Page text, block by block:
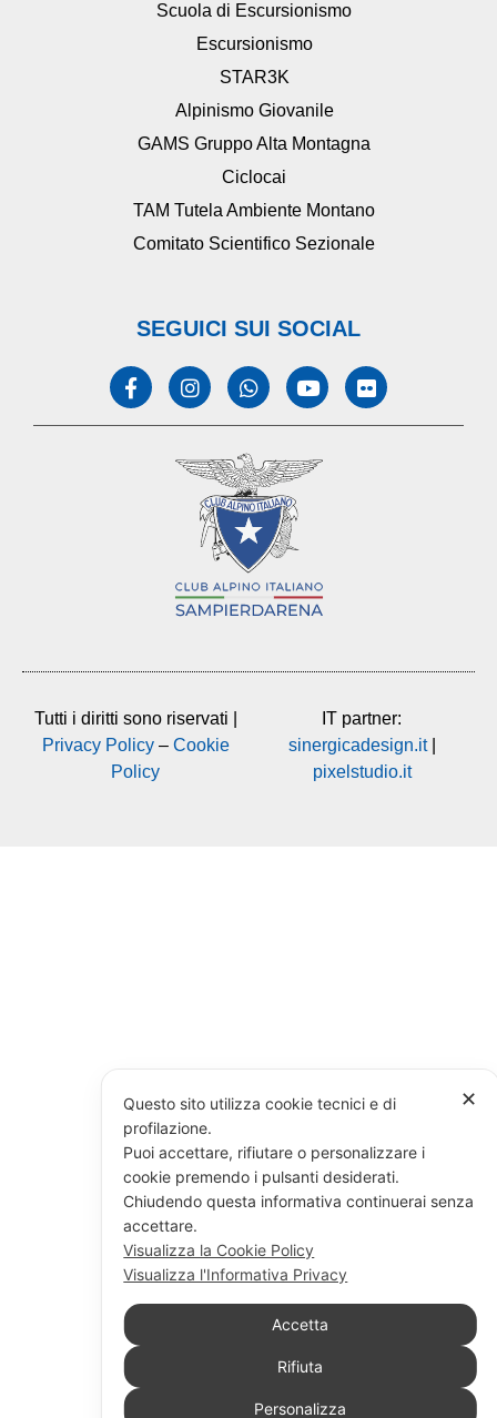
Scuola di Escursionismo
Escursionismo
STAR3K
Alpinismo Giovanile
GAMS Gruppo Alta Montagna
Ciclocai
TAM Tutela Ambiente Montano
Comitato Scientifico Sezionale
SEGUICI SUI SOCIAL
Tutti i diritti sono riservati |
Privacy Policy– Cookie
Policy
IT partner:
sinergicadesign.it|
pixelstudio.it
✕
Questo sito utilizza cookie tecnici e di
profilazione.
Puoi accettare, rifiutare o personalizzare i
cookie premendo i pulsanti desiderati.
Chiudendo questa informativa continuerai senza
accettare.
Visualizza la Cookie Policy
Visualizza l'Informativa Privacy
Accetta
Rifiuta
Personalizza